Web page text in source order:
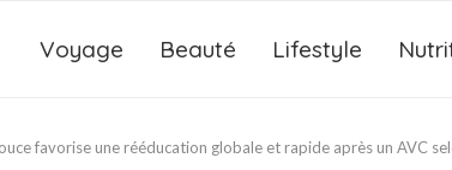
Voyage Beauté Lifestyle
favorise une rééducation globale et rapide après un AVC